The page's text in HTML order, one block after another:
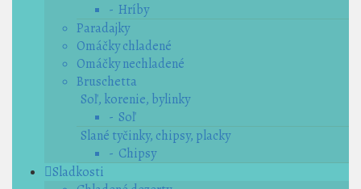
- Hríby
Paradajky
Omáčky chladené
Omáčky nechladené
Bruschetta
Soľ, korenie, bylinky
- Soľ
Slané tyčinky, chipsy, placky
- Chipsy
Sladkosti